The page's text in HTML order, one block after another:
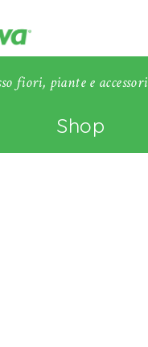
fiori, piante e accessori
Shop